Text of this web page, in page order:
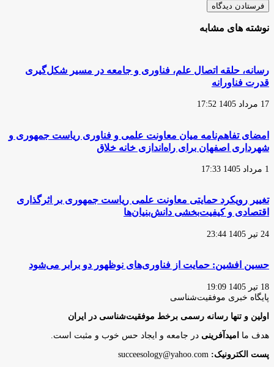
نوشته های مشابه
رسانه، حلقه اتصال علم، فناوری و جامعه در مسیر شکل‌گیری
قدرت فناورانه
17 مرداد 1405 17:52
امضای تفاهم‌نامه میان معاونت علمی و فناوری ریاست جمهوری و
شهرداری اصفهان برای راه‌اندازی خانه خلاق
1 مرداد 1405 17:33
تغییر رویکرد حمایتی معاونت علمی ریاست جمهوری بر اثرگذاری
اقتصادی و کیفیت‌بخشی دانش‌بنیان‌ها
24 تیر 1405 23:44
حسین افشین: حمایت از فناوری‌های نوظهور دو برابر می‌شود
18 تیر 1405 19:09
پایگاه‌ خبری موفقیت‌شناسی
اولین و تنها رسانه رسمی برخط موفقیت‌شناسی در ایران
هدف ما امیدآفرینی در جامعه و ایجاد حس خوب و مثبت است.
پست الکترونیک: